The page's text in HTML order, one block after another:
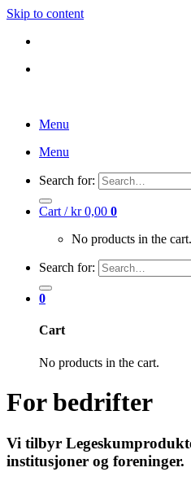
Skip to content
Menu
Menu
Search for:
Cart /kr0,00 0
No products in the cart.
Search for:
0
Cart
No products in the cart.
For bedrifter
Vi tilbyr
institusjoner og foreninger.